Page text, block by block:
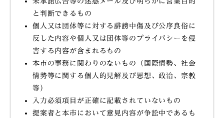
と判断できるもの
個人又は団体等に対する誹謗中傷及び公序良俗に
反した内容や個人又は団体等のプライバシーを侵
害する内容が含まれるもの
本市の事務に関わりのないもの（国際情勢、社会
情勢等に関する個人的見解及び思想、政治、宗教
等）
入力必須項目が正確に記載されていないもの
提案者と本市において意見内容が争訟中であるも